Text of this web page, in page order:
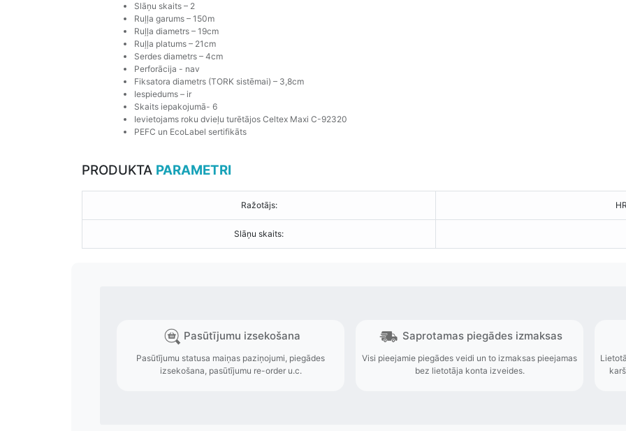
Slāņu skaits – 2
Ruļļa garums – 150m
Ruļļa diametrs – 19cm
Ruļļa platums – 21cm
Serdes diametrs – 4cm
Perforācija - nav
Fiksatora diametrs (TORK sistēmai) – 3,8cm
Iespiedums – ir
Skaits iepakojumā- 6
Ievietojams roku dvieļu turētājos Celtex Maxi C-92320
PEFC un EcoLabel sertifikāts
PRODUKTA PARAMETRI
Ražotājs:
Slāņu skaits: